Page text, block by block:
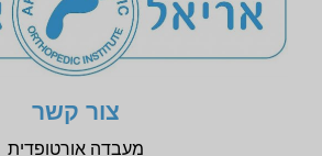
צור קשר
מעבדה אורטופדית